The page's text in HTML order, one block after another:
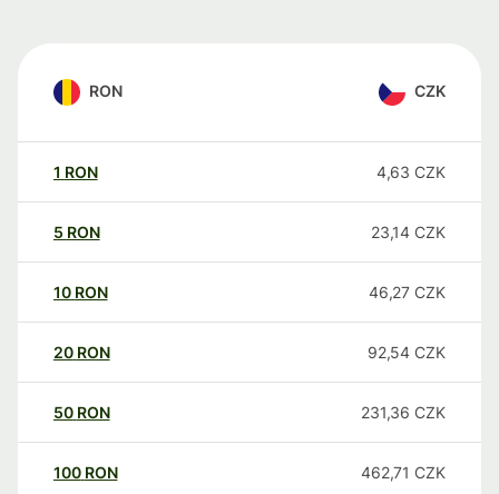
RON CZK
1 RON 4,63 CZK
5 RON 23,14 CZK
10 RON 46,27 CZK
20 RON 92,54 CZK
50 RON 231,36 CZK
100 RON 462,71 CZK